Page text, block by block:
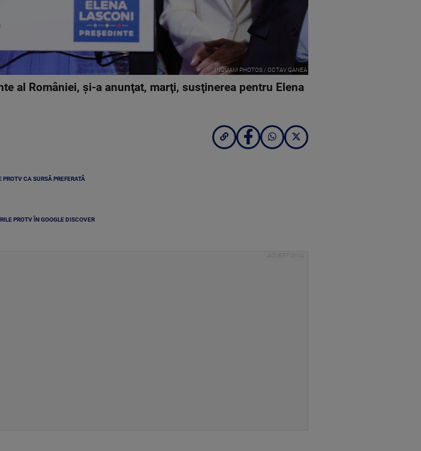
INQUAM PHOTOS / OCTAV GANEA
al României, şi-a anunţat, marţi, susţinerea pentru Elena
CA SURSĂ PREFERATĂ
PROTV ÎN GOOGLE DISCOVER